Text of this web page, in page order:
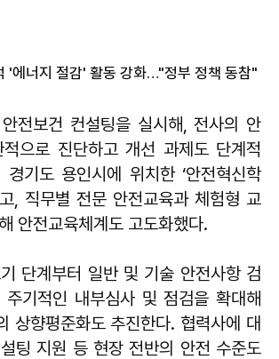
'에너지 절감' 활동 강화…"정부 정책 동참"
전보건 컨설팅을 실시해, 전사의 안
으로 진단하고 개선 과제도 단계적
기도 용인시에 위치한 ‘안전혁신학
, 직무별 전문 안전교육과 체험형 교
안전교육체계도 고도화했다.
단계부터 일반 및 기술 안전사항 검
주기적인 내부심사 및 점검을 확대해
상향평준화도 추진한다. 협력사에 대
팅 지원 등 현장 전반의 안전 수준도